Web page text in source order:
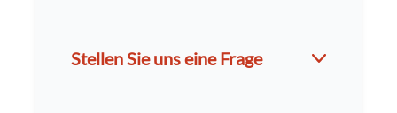
Stellen Sie uns eine Frage